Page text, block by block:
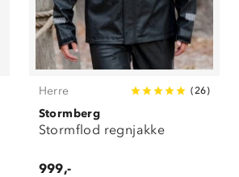
Herre (26)
Stormberg
Stormflod regnjakke
999,-